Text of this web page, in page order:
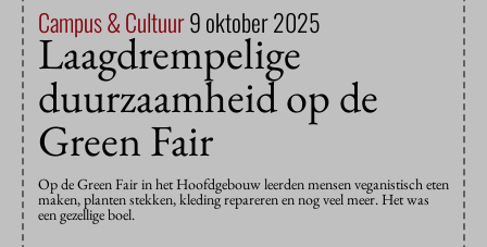
Campus & Cultuur9 oktober 2025
Laagdrempelige
duurzaamheid op de
Green Fair
Op de Green Fair in het Hoofdgebouw leerden mensen veganistisch eten
maken, planten stekken, kleding repareren en nog veel meer. Het was
een gezellige boel.